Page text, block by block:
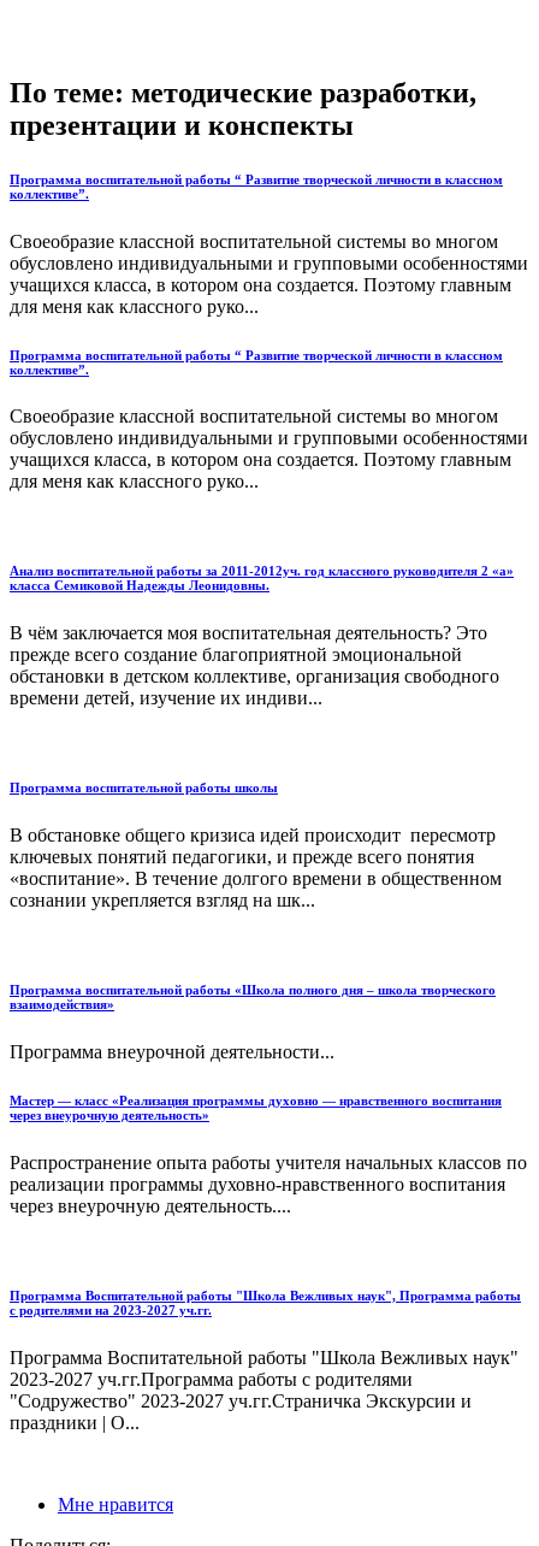
По теме: методические разработки,
презентации и конспекты
Программа воспитательной работы “ Развитие творческой личности в классном
коллективе”.
Своеобразие классной воспитательной системы во многом
обусловлено индивидуальными и групповыми особенностями
учащихся класса, в котором она создается. Поэтому главным
для меня как классного руко...
Программа воспитательной работы “ Развитие творческой личности в классном
коллективе”.
Своеобразие классной воспитательной системы во многом
обусловлено индивидуальными и групповыми особенностями
учащихся класса, в котором она создается. Поэтому главным
для меня как классного руко...
Анализ воспитательной работы за 2011-2012уч. год классного руководителя 2 «а»
класса Семиковой Надежды Леонидовны.
В чём заключается моя воспитательная деятельность? Это
прежде всего создание благоприятной эмоциональной
обстановки в детском коллективе, организация свободного
времени детей, изучение их индиви...
Программа воспитательной работы школы
В обстановке общего кризиса идей происходит пересмотр
ключевых понятий педагогики, и прежде всего понятия
«воспитание». В течение долгого времени в общественном
сознании укрепляется взгляд на шк...
Программа воспитательной работы «Школа полного дня – школа творческого
взаимодействия»
Программа внеурочной деятельности...
Мастер — класс «Реализация программы духовно — нравственного воспитания
через внеурочную деятельность»
Распространение опыта работы учителя начальных классов по
реализации программы духовно-нравственного воспитания
через внеурочную деятельность....
Программа Воспитательной работы "Школа Вежливых наук", Программа работы
с родителями на 2023-2027 уч.гг.
Программа Воспитательной работы "Школа Вежливых наук"
2023-2027 уч.гг.Программа работы с родителями
"Содружество" 2023-2027 уч.гг.Страничка Экскурсии и
праздники | О...
Мне нравится